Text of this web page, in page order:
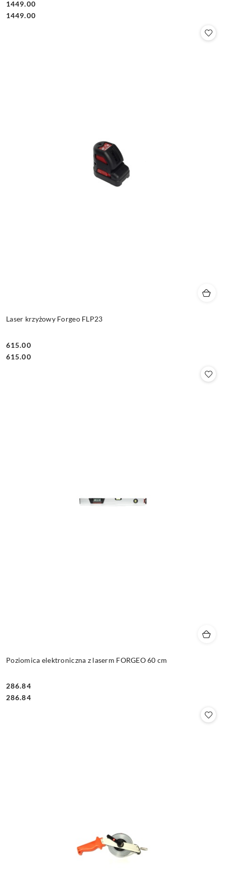
Cena:
1449.00
Cena:
1449.00
Laser krzyżowy Forgeo FLP23
Cena:
615.00
Cena:
615.00
Poziomica elektroniczna z laserm FORGEO 60 cm
Cena:
286.84
Cena:
286.84